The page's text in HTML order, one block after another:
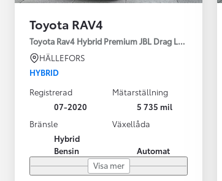
Toyota RAV4
Toyota Rav4 Hybrid Premium JBL Drag Led ramp
HÄLLEFORS
HYBRID
Registrerad
07-2020
Mätarställning
5 735 mil
Bränsle
Hybrid
Bensin
Växellåda
Automat
Visa mer